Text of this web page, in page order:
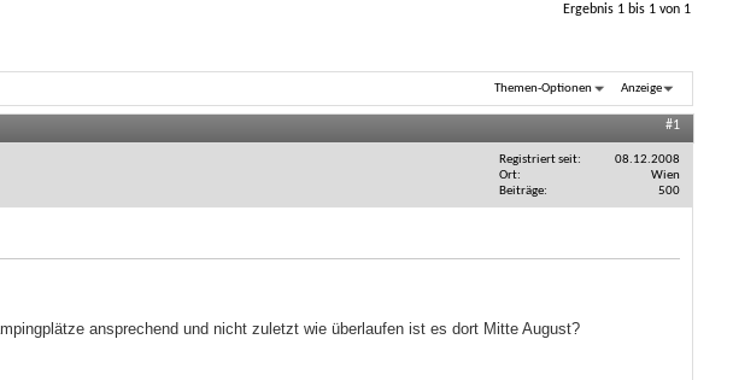
Ergebnis 1 bis 1 von 1
Themen-Optionen Anzeige
#1
Registriert seit
08.12.2008
Ort
Wien
Beiträge
500
ansprechend und nicht zuletzt wie überlaufen ist es dort Mitte August?